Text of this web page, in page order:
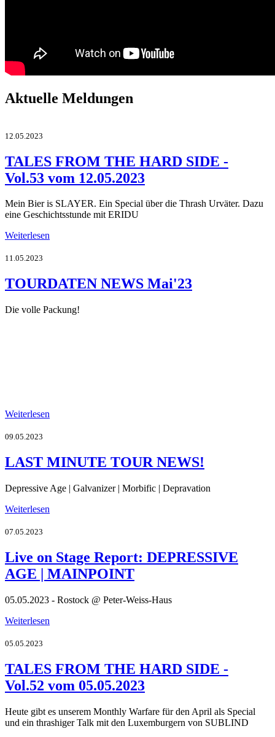
Aktuelle Meldungen
12.05.2023
TALES FROM THE HARD SIDE -
Vol.53 vom 12.05.2023
Mein Bier is SLAYER. Ein Special über die Thrash Urväter. Dazu
eine Geschichtsstunde mit ERIDU
Weiterlesen
11.05.2023
TOURDATEN NEWS Mai'23
Die volle Packung!
Weiterlesen
09.05.2023
LAST MINUTE TOUR NEWS!
Depressive Age | Galvanizer | Morbific | Depravation
Weiterlesen
07.05.2023
Live on Stage Report: DEPRESSIVE
AGE | MAINPOINT
05.05.2023 - Rostock @ Peter-Weiss-Haus
Weiterlesen
05.05.2023
TALES FROM THE HARD SIDE -
Vol.52 vom 05.05.2023
Heute gibt es unserem Monthly Warfare für den April als Special
und ein thrashiger Talk mit den Luxemburgern von SUBLIND